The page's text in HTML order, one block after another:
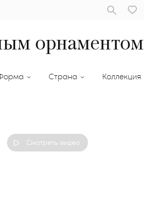
орнаментом
Страна Коллекция
Смотреть видео